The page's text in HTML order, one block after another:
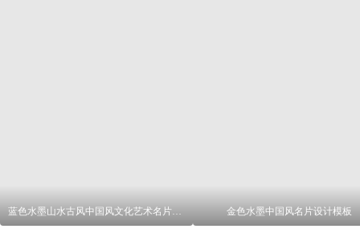
蓝色水墨山水古风中国风文化艺术名片设计 金色水墨中国风名片设计模板